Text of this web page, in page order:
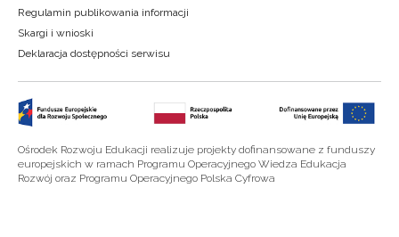
Regulamin publikowania informacji
Skargi i wnioski
Deklaracja dostępności serwisu
Ośrodek Rozwoju Edukacji realizuje projekty dofinansowane z funduszy
europejskich w ramach Programu Operacyjnego Wiedza Edukacja
Rozwój oraz Programu Operacyjnego Polska Cyfrowa